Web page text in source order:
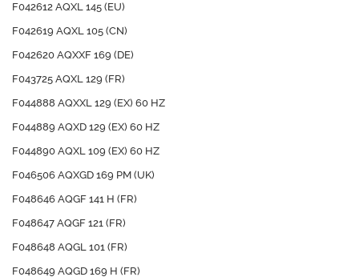
F042612 AQXL 145 (EU)
F042619 AQXL 105 (CN)
F042620 AQXXF 169 (DE)
F043725 AQXL 129 (FR)
F044888 AQXXL 129 (EX) 60 HZ
F044889 AQXD 129 (EX) 60 HZ
F044890 AQXL 109 (EX) 60 HZ
F046506 AQXGD 169 PM (UK)
F048646 AQGF 141 H (FR)
F048647 AQGF 121 (FR)
F048648 AQGL 101 (FR)
F048649 AQGD 169 H (FR)